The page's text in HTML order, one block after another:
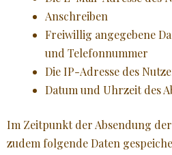
Anschreiben
Freiwillig angegebene
und Telefonnummer
Die IP-Adresse des
Datum und Uhrzeit des
Im Zeitpunkt der Absendung
zudem folgende Daten